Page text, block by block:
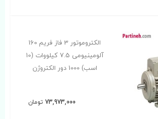
الکتروموتور 3 فاز فریم 160
آلومینیومی 7.5 کیلووات (10
اسب) 1000 دور الکتروژن
73,973,000 تومان